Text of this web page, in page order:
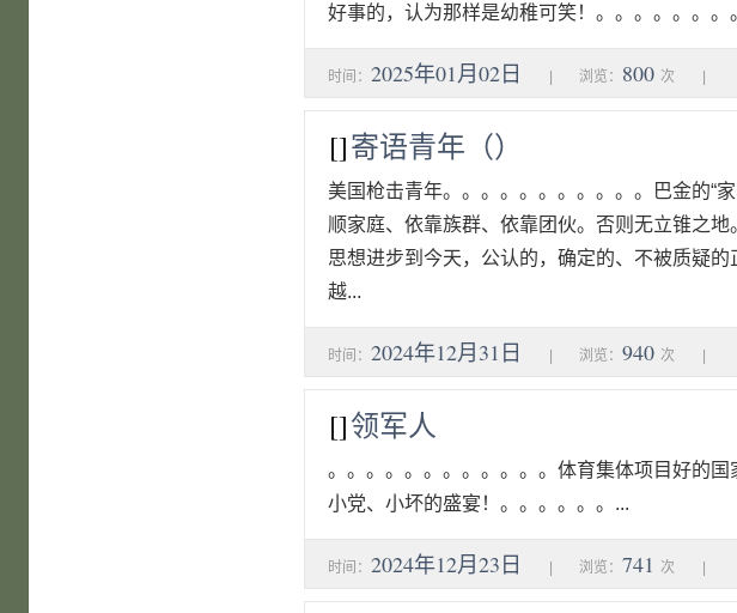
好事的，认为那样是幼稚可笑！。。。。。。。
时间：2025年01月02日 | 浏览： 800 次 |
[]寄语青年（）
美国枪击青年。。。。。。。。。。。巴金的“
顺家庭、依靠族群、依靠团伙。否则无立锥之
思想进步到今天，公认的，确定的、不被质疑
越...
时间：2024年12月31日 | 浏览：940 次 |
[]领军人
。。。。。。。。。。。。体育集体项目好的
小党、小坏的盛宴！。。。。。。...
时间：2024年12月23日 | 浏览：741 次 |